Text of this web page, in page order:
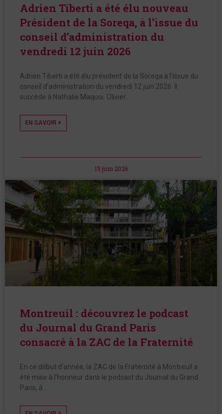
Adrien Tiberti a été élu nouveau
Président de la Soreqa, à l’issue du
conseil d’administration du
vendredi 12 juin 2026
Adrien Tiberti a été élu président de la Soreqa à l’issue du
conseil d’administration du vendredi 12 juin 2026. Il
succède à Nathalie Maquoi. Olivier…
EN SAVOIR +
15 juin 2026
Montreuil : découvrez le podcast
du Journal du Grand Paris
consacré à la ZAC de la Fraternité
En ce début d’année, la ZAC de la Fraternité à Montreuil a
été mise à l’honneur dans le podcast du Journal du Grand
Paris, à…